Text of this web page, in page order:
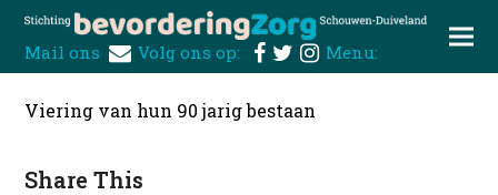
Mail ons Volg ons op: Menu:
Viering van hun 90 jarig bestaan
Share This